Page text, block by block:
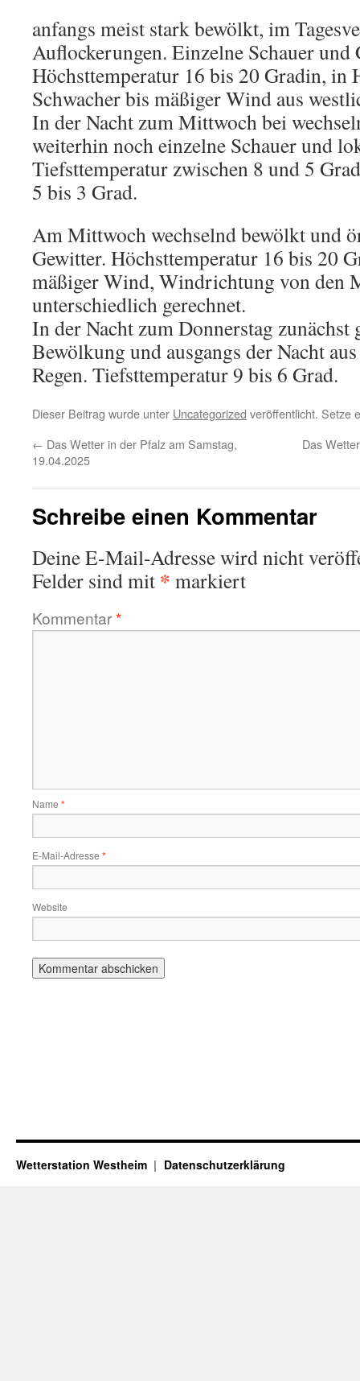
anfangs meist stark bewölkt, im
Auflockerungen. Einzelne Schauer und
Höchsttemperatur 16 bis 20 Gradin, in
Schwacher bis mäßiger Wind aus
In der Nacht zum Mittwoch bei
weiterhin noch einzelne Schauer und
Tiefsttemperatur zwischen 8 und 5
5 bis 3 Grad.
Am Mittwoch wechselnd bewölkt und
Gewitter. Höchsttemperatur 16 bis 20
mäßiger Wind, Windrichtung von den
unterschiedlich gerechnet.
In der Nacht zum Donnerstag zunächst
Bewölkung und ausgangs der Nacht
Regen. Tiefsttemperatur 9 bis 6 Grad.
Dieser Beitrag wurde unter Uncategorized veröffentlicht. Setze
← Das Wetter in der Pfalz am Samstag,
19.04.2025
Das
Schreibe einen Kommentar
Deine E-Mail-Adresse wird nicht
Felder sind mit * markiert
Kommentar*
Name *
E-Mail-Adresse *
Website
Wetterstation Westheim Datenschutzerklärung